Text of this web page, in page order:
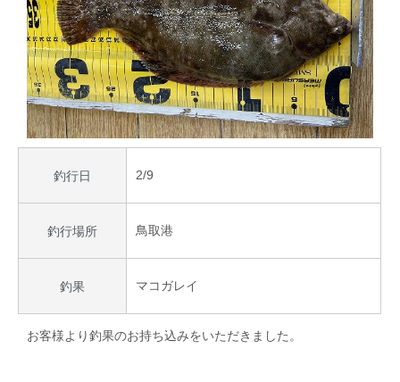
釣行日 2/9
釣行場所 鳥取港
釣果 マコガレイ
お客様より釣果のお持ち込みをいただきました。